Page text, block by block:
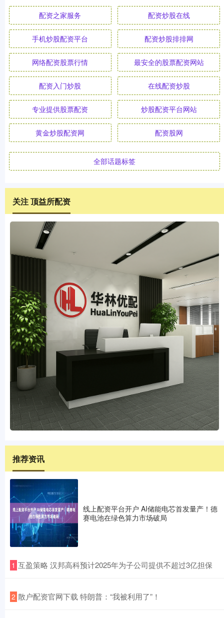
配资之家服务 配资炒股在线
手机炒股配资平台 配资炒股排排网
网络配资股票行情 最安全的股票配资网站
配资入门炒股 在线配资炒股
专业提供股票配资 炒股配资平台网站
黄金炒股配资网 配资股网
全部话题标签
关注 顶益所配资
推荐资讯
线上配资平台开户 AI储能电芯首发量产！德
赛电池在绿色算力市场破局
1 ​互盈策略 汉邦高科预计2025年为子公司提供不超过3亿担保
2 ​散户配资官网下载 特朗普：“我被利用了”！